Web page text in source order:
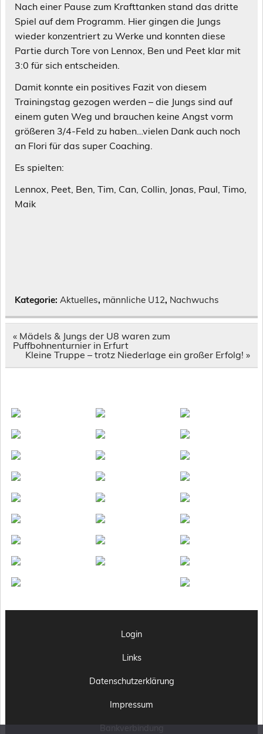
Nach einer Pause zum Krafttanken stand das dritte
Spiel auf dem Programm. Hier gingen die Jungs
wieder konzentriert zu Werke und konnten diese
Partie durch Tore von Lennox, Ben und Peet klar mit
3:0 für sich entscheiden.
Damit konnte ein positives Fazit von diesem
Trainingstag gezogen werden – die Jungs sind auf
einem guten Weg und brauchen keine Angst vorm
größeren 3/4-Feld zu haben…vielen Dank auch noch
an Flori für das super Coaching.
Es spielten:
Lennox, Peet, Ben, Tim, Can, Collin, Jonas, Paul, Timo,
Maik
Kategorie: Aktuelles, männliche U12, Nachwuchs
Beitragsnavigation
« Mädels & Jungs der U8 waren zum
Puffbohnenturnier in Erfurt
Kleine Truppe – trotz Niederlage ein großer Erfolg! »
Login
Links
Datenschutzerklärung
Impressum
Bankverbindung